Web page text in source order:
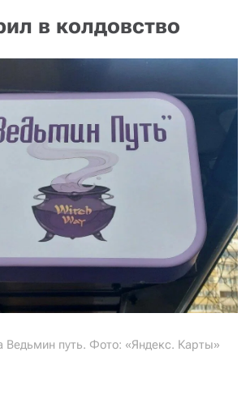
в колдовство
Ведьмин путь. Фото: «Яндекс. Карты»